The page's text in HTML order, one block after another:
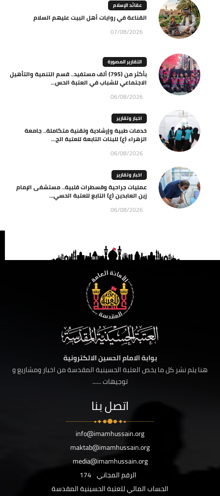
عقائد الإسلام
القناعة في روايات أهل البيت عليهم السلام
07/08/2026
التقارير المصورة
بأكثر من (795) ألف مستفيد.. قسم التنمية والتأهيل
الاجتماعي للشباب في العتبة الحس...
06/08/2026
اخبار وتقارير
خدمات طبية وإرشادية وتقنية متكاملة.. جامعة
الزهراء (ع) للبنات التابعة للعتبة الح...
06/08/2026
اخبار وتقارير
عمليات جراحية وقسطرات قلبية.. مستشفى الإمام
زين العابدين (ع) التابع للعتبة الحسي...
06/08/2026
بوابة الامام الحسين الالكترونية
هنا يتم نشر كل ما يخص العتبة الحسينية المقدسة من اخبار ومشاريع و
توجيهات ......
اتصل بنا
info@imamhussain.org
maktab@imamhussain.org
media@imamhussain.org
الرقم المجاني 174
الحساب المالي للعتبة الحسينية المقدسة